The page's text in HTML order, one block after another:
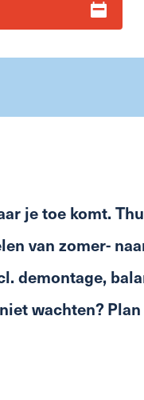
je toe komt.
van zomer-
demontage,
wachten?